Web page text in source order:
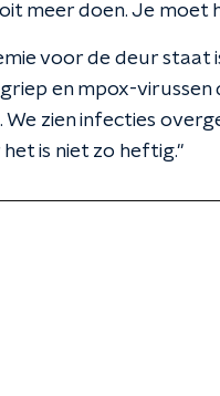
meer doen. Je moet
voor de deur staat
en mpox-virussen
We zien infecties
is niet zo heftig."